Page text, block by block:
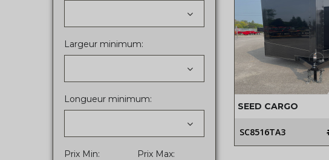
Largeur minimum:
Longueur minimum:
Prix Min: Prix Max:
SEED CARGO
SC8516TA3